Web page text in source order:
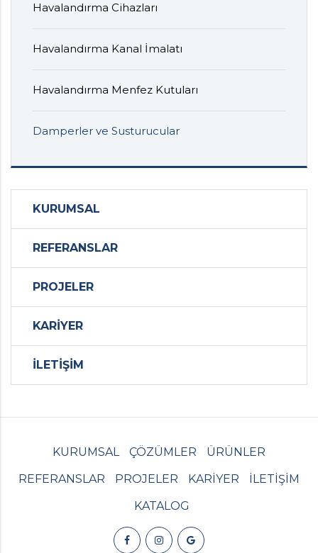
Havalandırma Cihazları
Havalandırma Kanal İmalatı
Havalandırma Menfez Kutuları
Damperler ve Susturucular
KURUMSAL
REFERANSLAR
PROJELER
KARİYER
İLETİŞİM
KURUMSAL ÇÖZÜMLER
ÜRÜNLER
REFERANSLAR
PROJELER KARİYER
İLETİŞİM
KATALOG